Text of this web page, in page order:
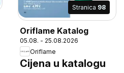
Stranica 98
Oriflame Katalog
05.08. - 25.08.2026
Oriflame
Cijena u katalogu